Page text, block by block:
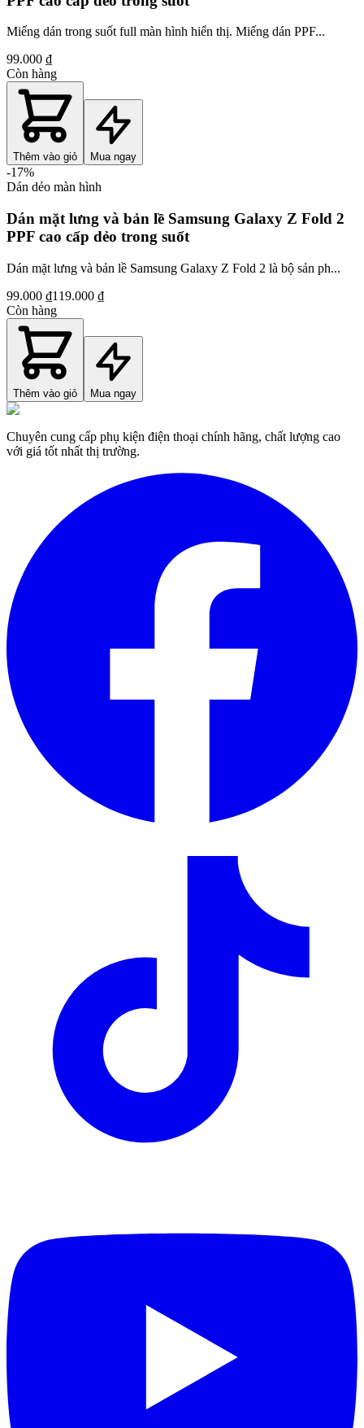
Miếng dán trong suốt full màn hình hiển thị. Miếng dán PPF...
99.000 ₫
Còn hàng
Thêm vào giỏ Mua ngay
-17%
Dán dẻo màn hình
Dán mặt lưng và bản lề Samsung Galaxy Z Fold 2
PPF cao cấp dẻo trong suốt
Dán mặt lưng và bản lề Samsung Galaxy Z Fold 2 là bộ sản ph...
99.000 ₫119.000 ₫
Còn hàng
Thêm vào giỏ Mua ngay
Chuyên cung cấp phụ kiện điện thoại chính hãng, chất lượng cao
với giá tốt nhất thị trường.